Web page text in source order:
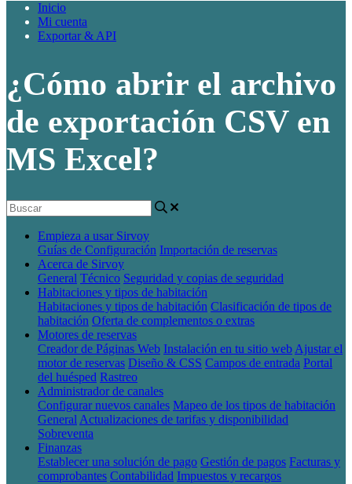
Inicio
Mi cuenta
Exportar & API
¿Cómo abrir el archivo
de exportación CSV en
MS Excel?
Empieza a usar Sirvoy
Guías de Configuración Importación de reservas
Acerca de Sirvoy
General Técnico Seguridad y copias de seguridad
Habitaciones y tipos de habitación
Habitaciones y tipos de habitación Clasificación de tipos de
habitación Oferta de complementos o extras
Motores de reservas
Creador de Páginas Web Instalación en tu sitio web Ajustar el
motor de reservas Diseño & CSS Campos de entrada Portal
del huésped Rastreo
Administrador de canales
Configurar nuevos canales Mapeo de los tipos de habitación
General Actualizaciones de tarifas y disponibilidad
Sobreventa
Finanzas
Establecer una solución de pago Gestión de pagos Facturas y
comprobantes Contabilidad Impuestos y recargos